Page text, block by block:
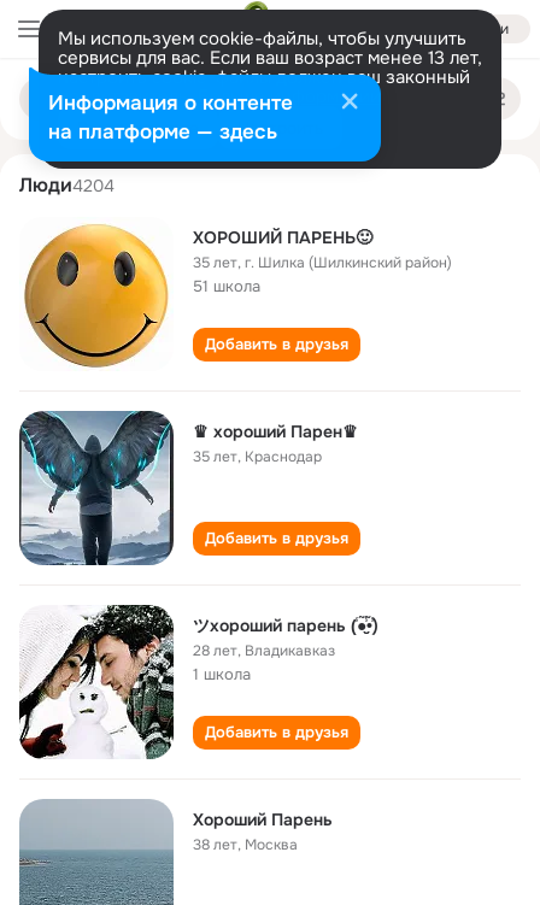
Войти
Мы используем cookie-файлы, чтобы улучшить
сервисы для вас. Если ваш возраст менее 13 лет,
настроить cookie-файлы должен ваш законный
представитель. Больше информации
Разрешить все Настроить
Поиск
людям
khoroshiy paren
Люди4204
ХОРОШИЙ ПАРЕНЬ🙂
35 лет,г. Шилка (Шилкинский район)
51 школа
Добавить в друзья
♛ хороший Парен♛
35 лет, Краснодар
Добавить в друзья
ツхороший парень (̾●̮̮̃̾•̃̾)
28 лет, Владикавказ
1 школа
Добавить в друзья
Хороший Парень
38 лет, Москва
Информация о контенте
на платформе — здесь